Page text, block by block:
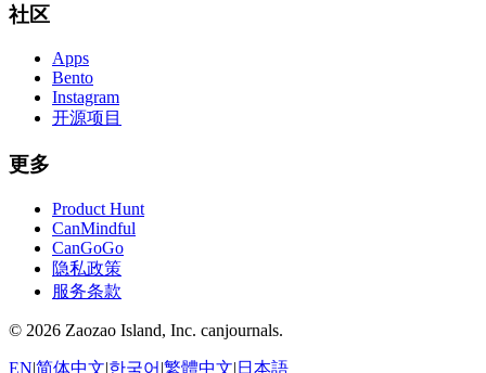
社区
Apps
Bento
Instagram
开源项目
更多
Product Hunt
CanMindful
CanGoGo
隐私政策
服务条款
© 2026 Zaozao Island, Inc. canjournals.
EN|简体中文|한국어 |繁體中文| 日本語